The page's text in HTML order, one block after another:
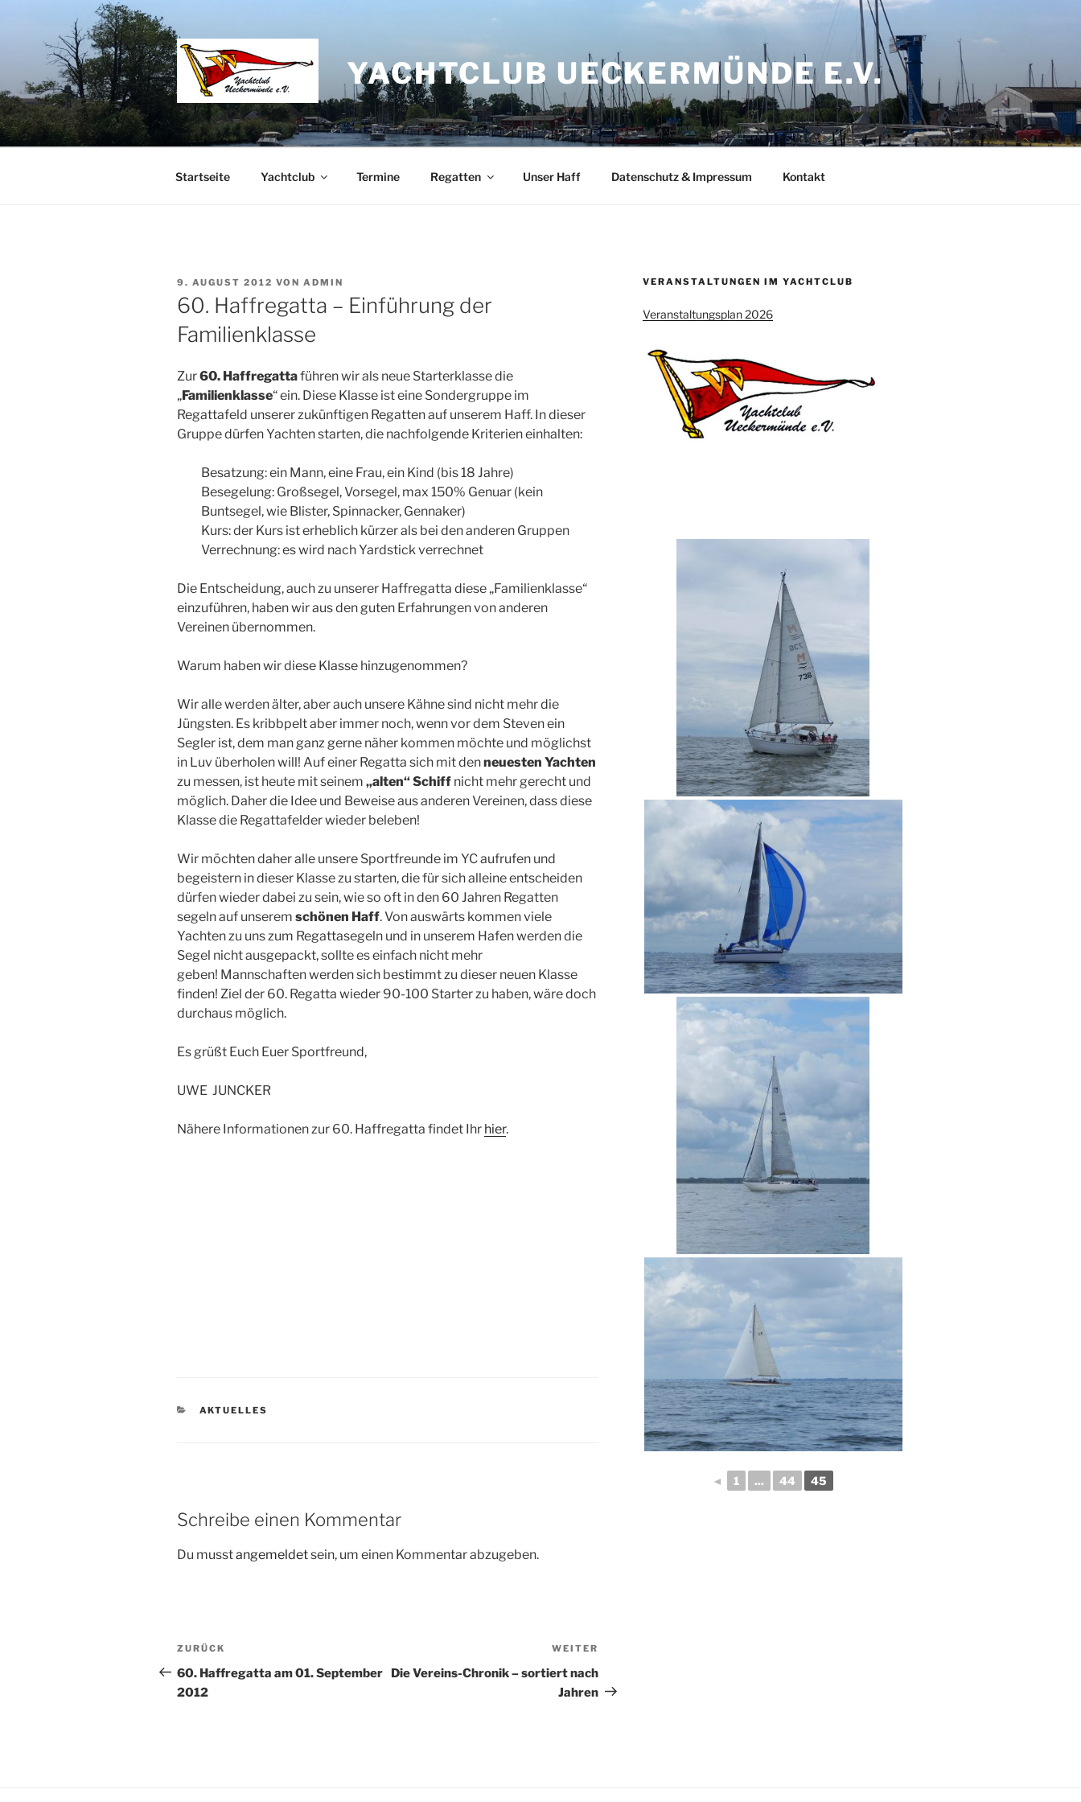
springen
YACHTCLUB UECKERMÜNDE E.V.
Startseite Yachtclub Termine Regatten Unser Haff Datenschutz & Impressum Kontakt
VERÖFFENTLICHT
AM
9. AUGUST 2012 VON ADMIN
60. Haffregatta – Einführung der
Familienklasse
Zur60. Haffregattaführen wir als neue Starterklasse die
„Familienklasse“ ein. Diese Klasse ist eine Sondergruppe im
Regattafeld unserer zukünftigen Regatten auf unserem Haff. In dieser
Gruppe dürfen Yachten starten, die nachfolgende Kriterien einhalten:
Besatzung: ein Mann, eine Frau, ein Kind (bis 18 Jahre)
Besegelung: Großsegel, Vorsegel, max 150% Genuar (kein
Buntsegel, wie Blister, Spinnacker, Gennaker)
Kurs: der Kurs ist erheblich kürzer als bei den anderen Gruppen
Verrechnung: es wird nach Yardstick verrechnet
Die Entscheidung, auch zu unserer Haffregatta diese „Familienklasse“
einzuführen, haben wir aus den guten Erfahrungen von anderen
Vereinen übernommen.
Warum haben wir diese Klasse hinzugenommen?
Wir alle werden älter, aber auch unsere Kähne sind nicht mehr die
Jüngsten. Es kribbpelt aber immer noch, wenn vor dem Steven ein
Segler ist, dem man ganz gerne näher kommen möchte und möglichst
in Luv überholen will! Auf einer Regatta sich mit denneuesten Yachten
zu messen, ist heute mit seinem „alten“ Schiff nicht mehr gerecht und
möglich. Daher die Idee und Beweise aus anderen Vereinen, dass diese
Klasse die Regattafelder wieder beleben!
Wir möchten daher alle unsere Sportfreunde im YC aufrufen und
begeistern in dieser Klasse zu starten, die für sich alleine entscheiden
dürfen wieder dabei zu sein, wie so oft in den 60 Jahren Regatten
segeln auf unserem schönen Haff. Von auswärts kommen viele
Yachten zu uns zum Regattasegeln und in unserem Hafen werden die
Segel nicht ausgepackt, sollte es einfach nicht mehr
geben! Mannschaften werden sich bestimmt zu dieser neuen Klasse
finden! Ziel der 60. Regatta wieder 90-100 Starter zu haben, wäre doch
durchaus möglich.
Es grüßt Euch Euer Sportfreund,
UWE JUNCKER
Nähere Informationen zur 60. Haffregatta findet Ihr hier.
KATEGORIEN
AKTUELLES
Schreibe einen Kommentar
Du musstangemeldetsein, um einen Kommentar abzugeben.
Beitragsnavigation
Vorheriger
Beitrag
ZURÜCK
60. Haffregatta am 01. September
2012
Beitrag
WEITER
Die Vereins-Chronik – sortiert nach
Jahren
VERANSTALTUNGEN IM YACHTCLUB
Veranstaltungsplan 2026
◄ 1 ... 44 45